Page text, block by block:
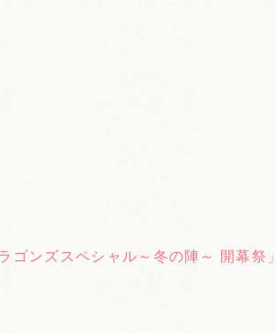
ゴンズスペシャル～冬の陣～ 開幕祭」